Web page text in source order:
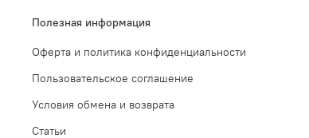
Полезная информация
Оферта и политика конфиденциальности
Пользовательское соглашение
Условия обмена и возврата
Статьи